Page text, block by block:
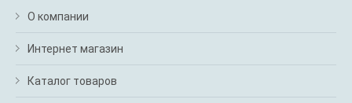
О компании
Интернет магазин
Каталог товаров